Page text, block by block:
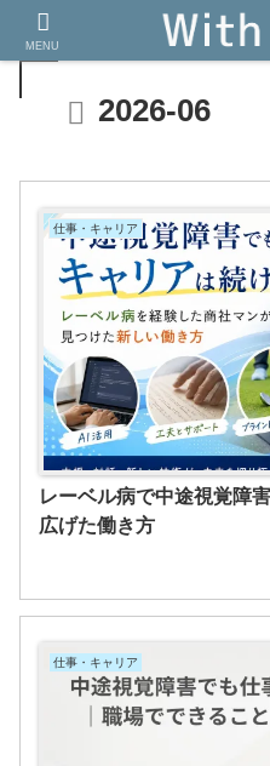
2026-06
仕事・キャリア
レーベル病で中途視覚障
広げた働き方
仕事・キャリア
MENU